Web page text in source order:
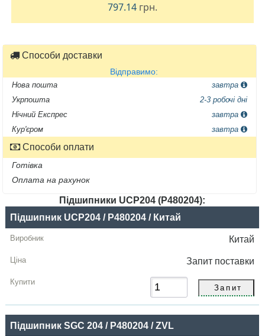
797.14 грн.
Способи доставки
Відправимо:
Нова пошта
завтра
Укрпошта
2-3 робочі дні
Нічний Експрес
завтра
Кур'єром
завтра
Способи оплати
Готівка
Оплата на рахунок
Підшипники UCP204 (P480204):
Назва
Виробник
Радіальний
грн
Купити
Підшипник UCP204 / P480204 / Китай
Китай
Запит поставки
Підшипник SGC 204 / P480204 / ZVL